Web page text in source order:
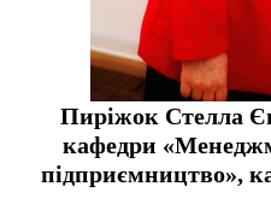
Пиріжок Стелла
кафедри
підприємництво»,